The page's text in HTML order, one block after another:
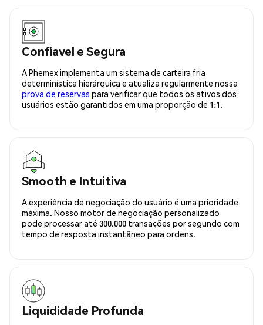
Confiavel e Segura
A Phemex implementa um sistema de carteira fria
determinística hierárquica e atualiza regularmente nossa
prova de reservas para verificar que todos os ativos dos
usuários estão garantidos em uma proporção de 1:1.
Smooth e Intuitiva
A experiência de negociação do usuário é uma prioridade
máxima. Nosso motor de negociação personalizado
pode processar até 300.000 transações por segundo com
tempo de resposta instantâneo para ordens.
Liquididade Profunda